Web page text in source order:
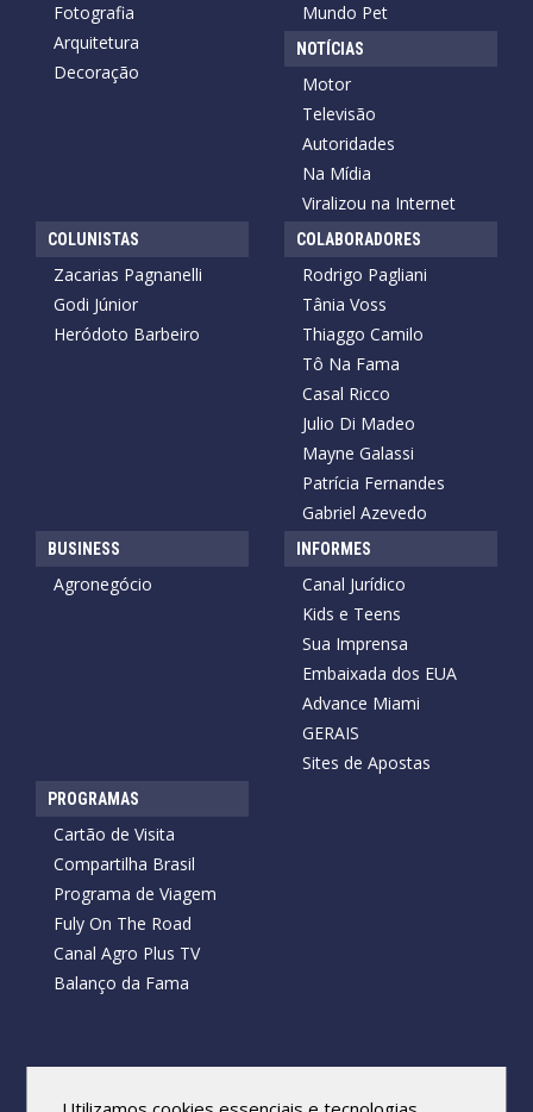
Fotografia
Arquitetura
Decoração
Mundo Pet
NOTÍCIAS
Motor
Televisão
Autoridades
Na Mídia
Viralizou na Internet
COLUNISTAS
Zacarias Pagnanelli
Godi Júnior
Heródoto Barbeiro
COLABORADORES
Rodrigo Pagliani
Tânia Voss
Thiaggo Camilo
Tô Na Fama
Casal Ricco
Julio Di Madeo
Mayne Galassi
Patrícia Fernandes
Gabriel Azevedo
BUSINESS
Agronegócio
INFORMES
Canal Jurídico
Kids e Teens
Sua Imprensa
Embaixada dos EUA
Advance Miami
GERAIS
Sites de Apostas
PROGRAMAS
Cartão de Visita
Compartilha Brasil
Programa de Viagem
Fuly On The Road
Canal Agro Plus TV
Balanço da Fama
Todos os direitos reservados.